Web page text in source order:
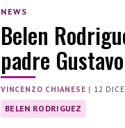
NEWS
Belen
padre Gustavo
VINCENZO CHIANESE | 12
BELEN RODRIGUEZ